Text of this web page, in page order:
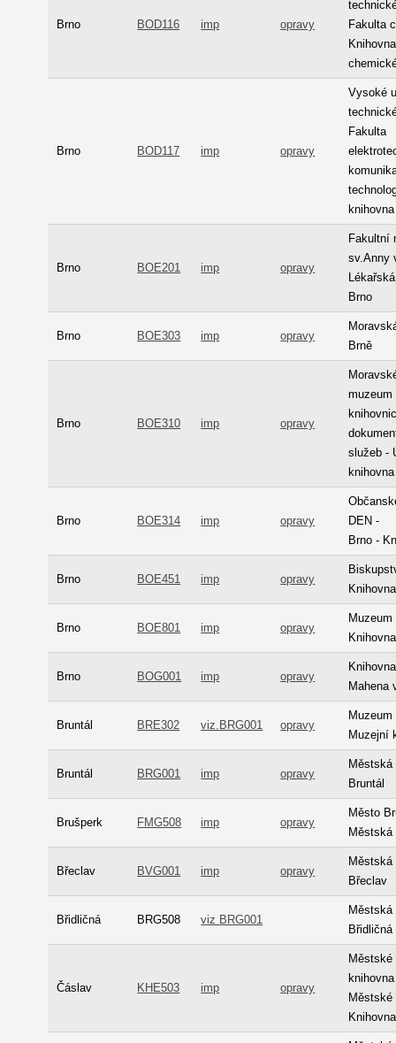
Brno BOD116 imp opravy
Fakulta
Brno BOD117 imp opravy
Vysoké
Fakulta
knihovna
Brno BOE201 imp opravy
Fakultní
sv.Anny
Brno
Brno BOE303 imp opravy
Brně
Brno BOE310 imp opravy
muzeum
služeb -
Brno BOE314 imp opravy
DEN -
Brno -
Brno BOE451 imp opravy
Knihovna
Brno BOE801 imp opravy
Knihovna
Brno BOG001 imp opravy
Mahena
Bruntál BRE302 viz.BRG001 opravy
Muzejní
Bruntál BRG001 imp opravy
Městská
Bruntál
Brušperk FMG508 imp opravy
Město
Městská
Břeclav BVG001 imp opravy
Městská
Břeclav
Břidličná BRG508 viz BRG001
Městská
Břidličná
Čáslav KHE503 imp opravy
Městské
Městské
Knihovna